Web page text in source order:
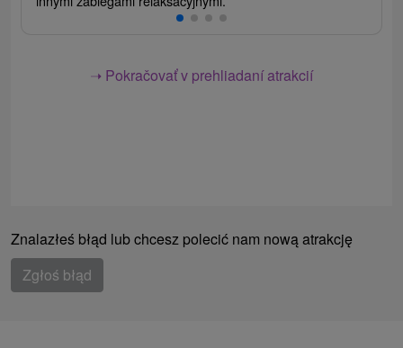
➝ Pokračovať v prehliadaní atrakcií
Znalazłeś błąd lub chcesz polecić nam nową atrakcję
Zgłoś błąd